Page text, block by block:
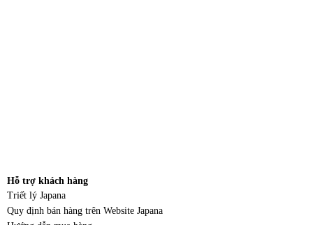
Hỗ trợ khách hàng
Triết lý Japana
Quy định bán hàng trên Website Japana